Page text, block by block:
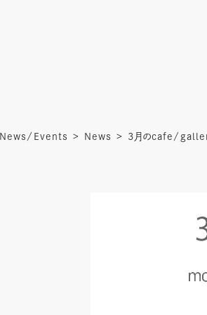
News/Events News 3月のcafe/